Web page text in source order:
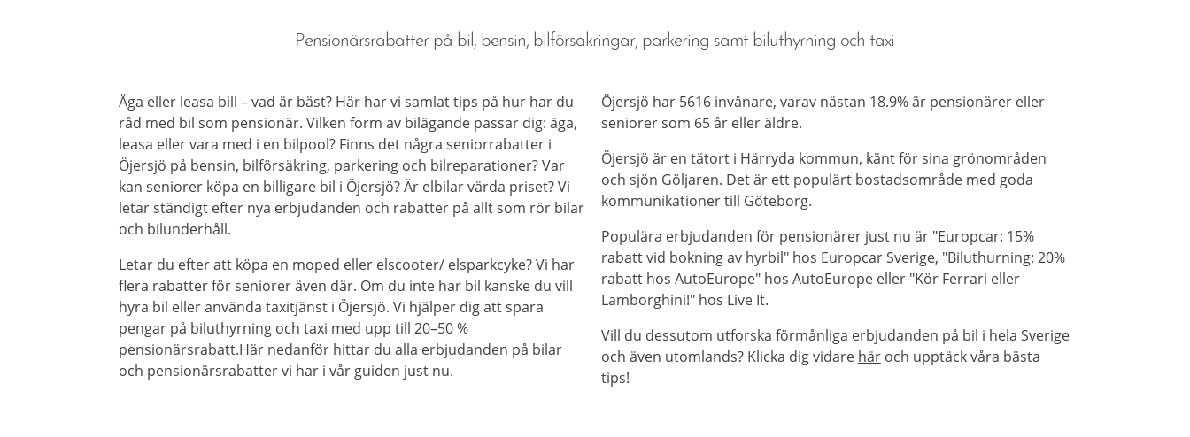
Pensionärsrabatter på bil, bensin, bilförsakringar, parkering samt biluthyrning och taxi
Äga eller leasa bill – vad är bäst? Här har vi samlat tips på hur har du
råd med bil som pensionär. Vilken form av bilägande passar dig: äga,
leasa eller vara med i en bilpool? Finns det några seniorrabatter i
Öjersjö på bensin, bilförsäkring, parkering och bilreparationer? Var
kan seniorer köpa en billigare bil i Öjersjö? Är elbilar värda priset? Vi
letar ständigt efter nya erbjudanden och rabatter på allt som rör bilar
och bilunderhåll.
Letar du efter att köpa en moped eller elscooter/ elsparkcyke? Vi har
flera rabatter för seniorer även där. Om du inte har bil kanske du vill
hyra bil eller använda taxitjänst i Öjersjö. Vi hjälper dig att spara
pengar på biluthyrning och taxi med upp till 20–50 %
pensionärsrabatt.Här nedanför hittar du alla erbjudanden på bilar
och pensionärsrabatter vi har i vår guiden just nu.
Öjersjö har 5616 invånare, varav nästan 18.9% är pensionärer eller
seniorer som 65 år eller äldre.
Öjersjö är en tätort i Härryda kommun, känt för sina grönområden
och sjön Göljaren. Det är ett populärt bostadsområde med goda
kommunikationer till Göteborg.
Populära erbjudanden för pensionärer just nu är "Europcar: 15%
rabatt vid bokning av hyrbil" hos Europcar Sverige, "Biluthurning: 20%
rabatt hos AutoEurope" hos AutoEurope eller "Kör Ferrari eller
Lamborghini!" hos Live It.
Vill du dessutom utforska förmånliga erbjudanden på bil i hela Sverige
och även utomlands? Klicka dig vidare häroch upptäck våra bästa
tips!